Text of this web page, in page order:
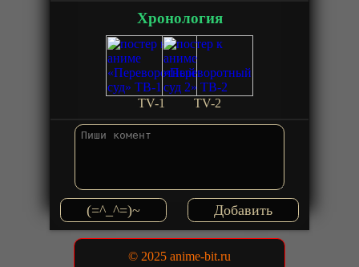
Хронология
TV-1 TV-2
(=^_^=)~
© 2025 anime-bit.ru